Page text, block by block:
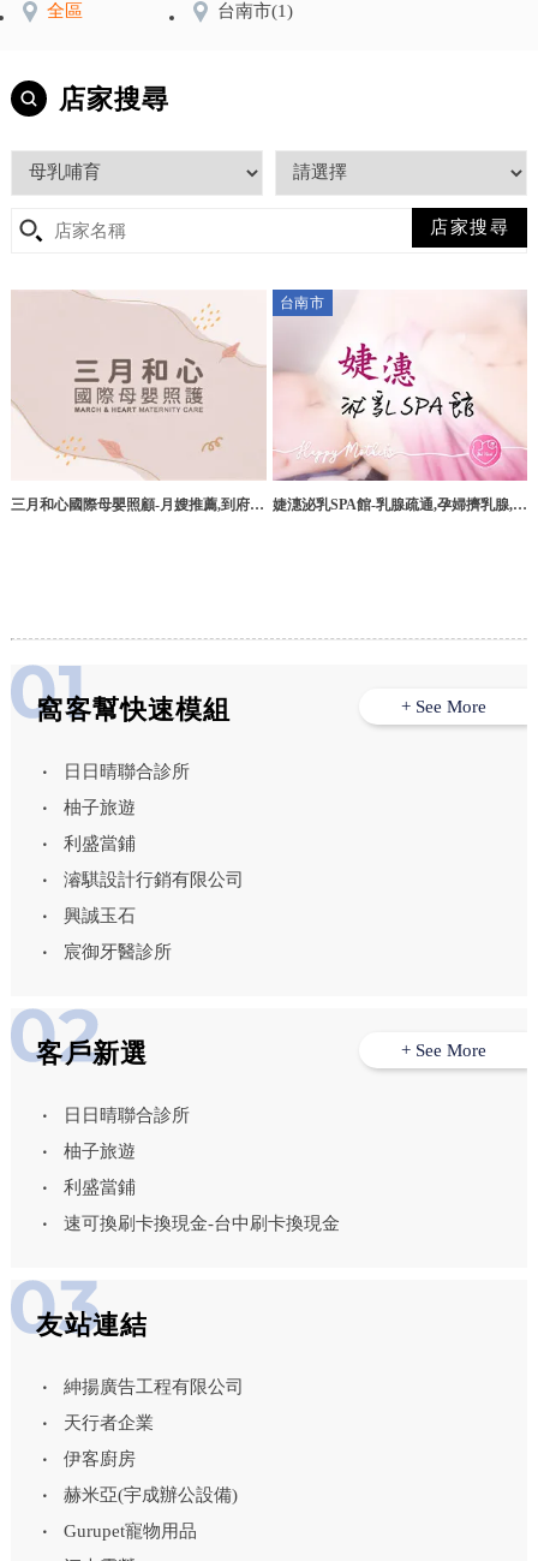
全區 台南市(1)
店家搜尋
三月和心國際母嬰照顧-月嫂推薦,到府坐
台南市
婕潓泌乳SPA館-乳腺疏通,孕婦擠乳腺,泌
窩客幫快速模組
日日晴聯合診所
柚子旅遊
利盛當鋪
濬騏設計行銷有限公司
興誠玉石
宸御牙醫診所
+ See More
客戶新選
日日晴聯合診所
柚子旅遊
利盛當鋪
速可換刷卡換現金-台中刷卡換現金
+ See More
友站連結
紳揚廣告工程有限公司
天行者企業
伊客廚房
赫米亞(宇成辦公設備)
Gurupet寵物用品